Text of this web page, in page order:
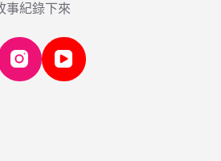
事紀錄下來